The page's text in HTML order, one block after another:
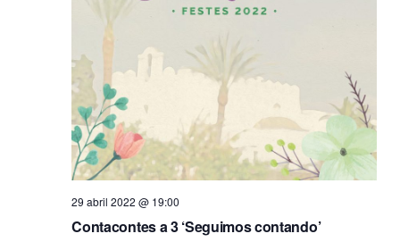
29 abril 2022 @ 19:00
Contacontes a 3 ‘Seguimos contando’